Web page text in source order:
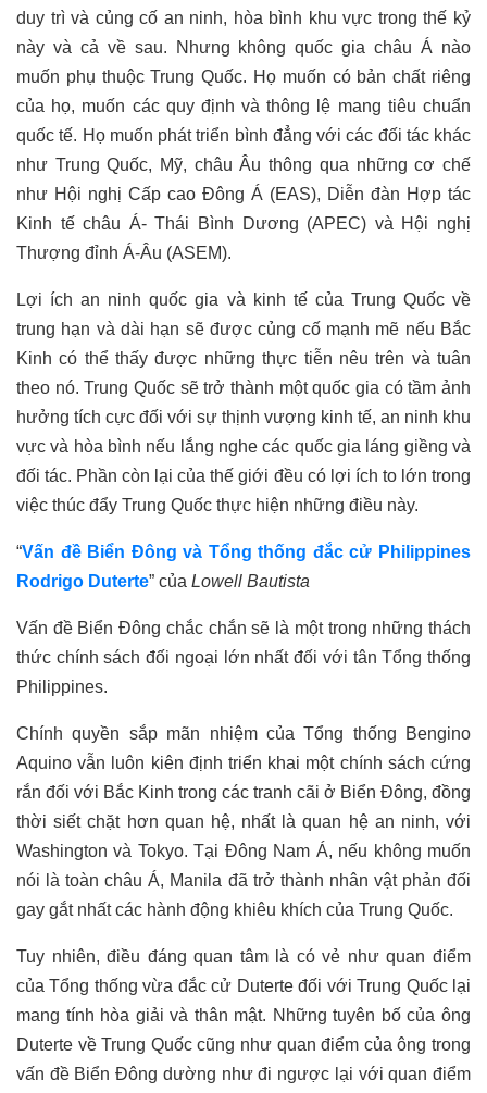
duy trì và củng cố an ninh, hòa bình khu vực trong thế kỷ
này và cả về sau. Nhưng không quốc gia châu Á nào
muốn phụ thuộc Trung Quốc. Họ muốn có bản chất riêng
của họ, muốn các quy định và thông lệ mang tiêu chuẩn
quốc tế. Họ muốn phát triển bình đẳng với các đối tác khác
như Trung Quốc, Mỹ, châu Âu thông qua những cơ chế
như Hội nghị Cấp cao Đông Á (EAS), Diễn đàn Hợp tác
Kinh tế châu Á- Thái Bình Dương (APEC) và Hội nghị
Thượng đỉnh Á-Âu (ASEM).
Lợi ích an ninh quốc gia và kinh tế của Trung Quốc về
trung hạn và dài hạn sẽ được củng cố mạnh mẽ nếu Bắc
Kinh có thể thấy được những thực tiễn nêu trên và tuân
theo nó. Trung Quốc sẽ trở thành một quốc gia có tầm ảnh
hưởng tích cực đối với sự thịnh vượng kinh tế, an ninh khu
vực và hòa bình nếu lắng nghe các quốc gia láng giềng và
đối tác. Phần còn lại của thế giới đều có lợi ích to lớn trong
việc thúc đẩy Trung Quốc thực hiện những điều này.
“Vấn đề Biển Đông và Tổng thống đắc cử Philippines
Rodrigo Duterte” của Lowell Bautista
Vấn đề Biển Đông chắc chắn sẽ là một trong những thách
thức chính sách đối ngoại lớn nhất đối với tân Tổng thống
Philippines.
Chính quyền sắp mãn nhiệm của Tổng thống Bengino
Aquino vẫn luôn kiên định triển khai một chính sách cứng
rắn đối với Bắc Kinh trong các tranh cãi ở Biển Đông, đồng
thời siết chặt hơn quan hệ, nhất là quan hệ an ninh, với
Washington và Tokyo. Tại Đông Nam Á, nếu không muốn
nói là toàn châu Á, Manila đã trở thành nhân vật phản đối
gay gắt nhất các hành động khiêu khích của Trung Quốc.
Tuy nhiên, điều đáng quan tâm là có vẻ như quan điểm
của Tổng thống vừa đắc cử Duterte đối với Trung Quốc lại
mang tính hòa giải và thân mật. Những tuyên bố của ông
Duterte về Trung Quốc cũng như quan điểm của ông trong
vấn đề Biển Đông dường như đi ngược lại với quan điểm